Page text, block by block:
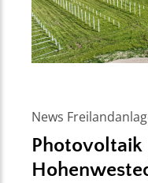
News
Photovoltaik